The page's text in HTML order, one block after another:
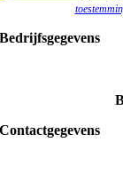
Bedrijfsgegevens
Contactgegevens